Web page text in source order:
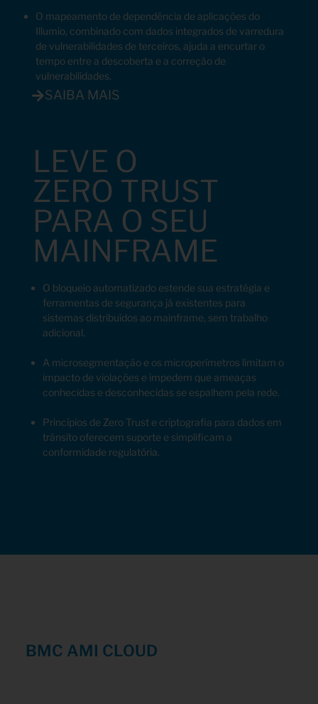
O mapeamento de dependência de aplicações do
Illumio, combinado com dados integrados de varredura
de vulnerabilidades de terceiros, ajuda a encurtar o
tempo entre a descoberta e a correção de
vulnerabilidades.
SAIBA MAIS
LEVE O
ZERO TRUST
PARA O SEU
MAINFRAME
O bloqueio automatizado estende sua estratégia e
ferramentas de segurança já existentes para
sistemas distribuídos ao mainframe, sem trabalho
adicional.
A microsegmentação e os microperímetros limitam o
impacto de violações e impedem que ameaças
conhecidas e desconhecidas se espalhem pela rede.
Princípios de Zero Trust e criptografia para dados em
trânsito oferecem suporte e simplificam a
conformidade regulatória.
BMC AMI CLOUD